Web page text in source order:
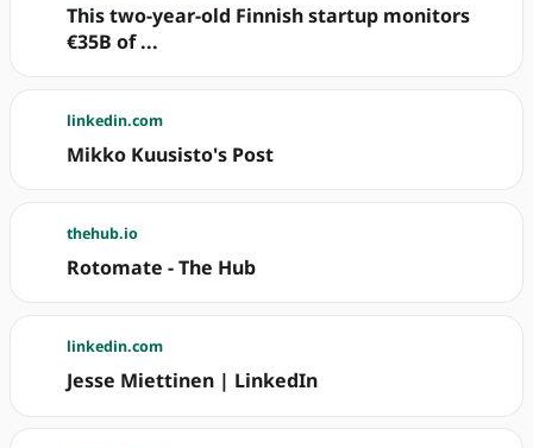
This two-year-old Finnish startup monitors
€35B of ...
linkedin.com
Mikko Kuusisto's Post
thehub.io
Rotomate - The Hub
linkedin.com
Jesse Miettinen | LinkedIn